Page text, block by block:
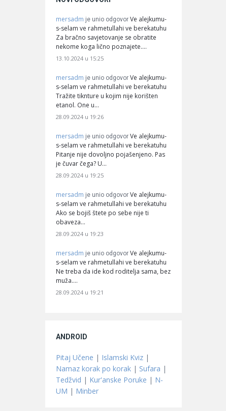
mersadm je unio odgovor Ve alejkumu-
s-selam ve rahmetullahi ve berekatuhu
Za bračno savjetovanje se obratite
nekome koga lično poznajete.…
13.10.2024 u 15:25
mersadm je unio odgovor Ve alejkumu-
s-selam ve rahmetullahi ve berekatuhu
Tražite tiknture u kojim nije korišten
etanol. One u…
28.09.2024 u 19:26
mersadm je unio odgovor Ve alejkumu-
s-selam ve rahmetullahi ve berekatuhu
Pitanje nije dovoljno pojašenjeno. Pas
je čuvar čega? U…
28.09.2024 u 19:25
mersadm je unio odgovor Ve alejkumu-
s-selam ve rahmetullahi ve berekatuhu
Ako se bojiš štete po sebe nije ti
obaveza…
28.09.2024 u 19:23
mersadm je unio odgovor Ve alejkumu-
s-selam ve rahmetullahi ve berekatuhu
Ne treba da ide kod roditelja sama, bez
muža.…
28.09.2024 u 19:21
ANDROID
Pitaj Učene | Islamski Kviz |
Namaz korak po korak | Sufara |
Tedžvid | Kur'anske Poruke | N-
UM | Minber